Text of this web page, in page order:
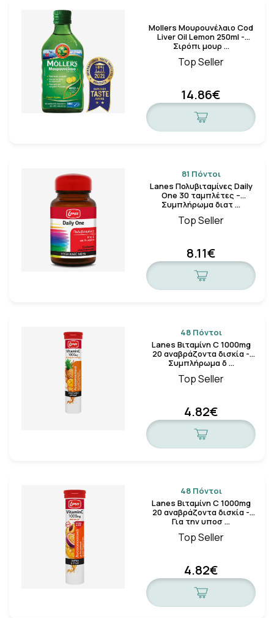
Mollers Μουρουνέλαιο Cod
Liver Oil Lemon 250ml -
Σιρόπι μουρ …
Top Seller
14.86€
81 Πόντοι
Lanes Πολυβιταμίνες Daily
One 30 ταμπλέτες –
Συμπλήρωμα διατ …
Top Seller
8.11€
48 Πόντοι
Lanes Βιταμίνη C 1000mg
20 αναβράζοντα δισκία -
Συμπλήρωμα δ …
Top Seller
4.82€
48 Πόντοι
Lanes Βιταμίνη C 1000mg
20 αναβράζοντα δισκία -
Για την υποσ …
Top Seller
4.82€